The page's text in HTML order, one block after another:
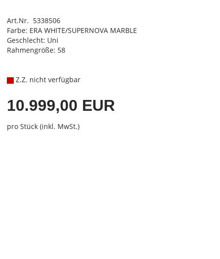
Art.Nr. 5338506
Farbe: ERA WHITE/SUPERNOVA MARBLE
Geschlecht: Uni
Rahmengröße: 58
Z.Z. nicht verfügbar
10.999,00 EUR
pro Stück (inkl. MwSt.)